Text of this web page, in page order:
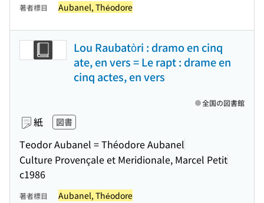
著者標目 Aubanel, Théodore
Lou Raubatòri : dramo en cinq
ate, en vers = Le rapt : drame en
cinq actes, en vers
紙 図書
Teodor Aubanel = Théodore Aubanel
Culture Provençale et Meridionale, Marcel Petit
c1986
全国の図書館
著者標目 Aubanel, Théodore